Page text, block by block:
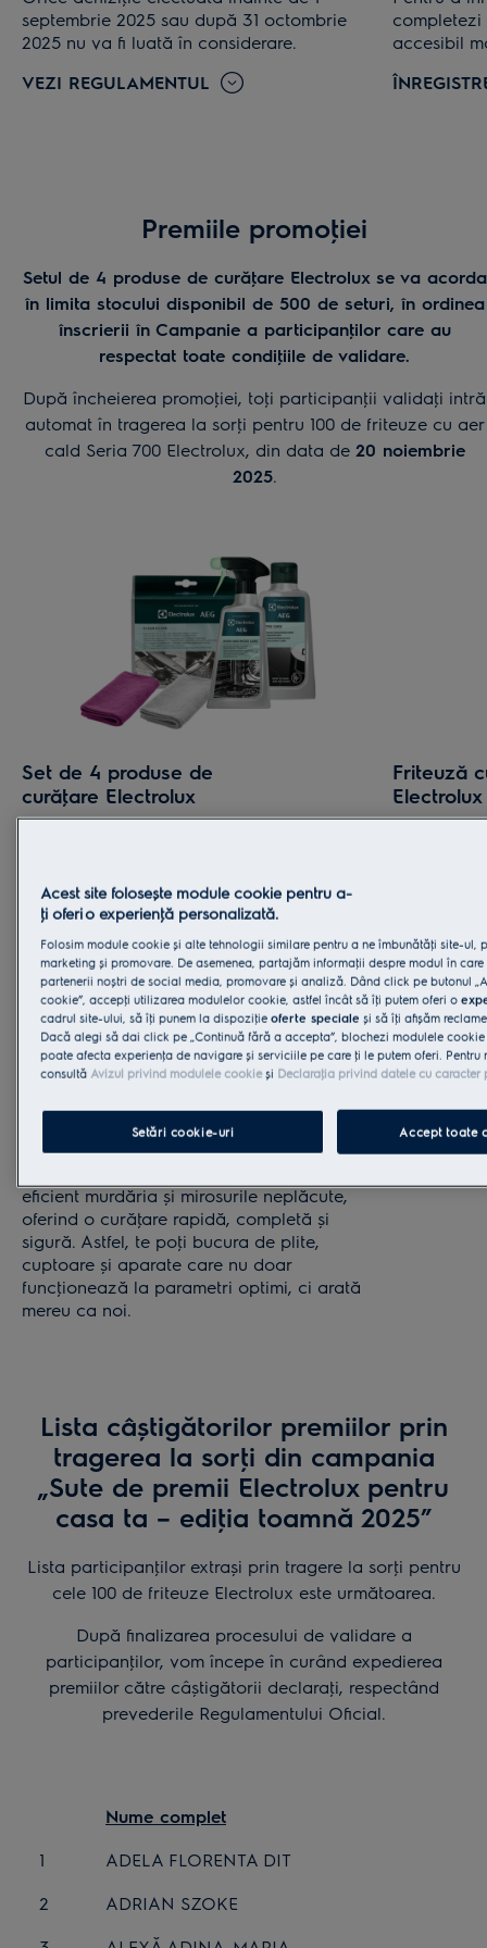
septembrie 2025 sau după 31 octombrie
2025 nu va fi luată în considerare.
VEZI REGULAMENTUL
completezi
accesibil
Premiile promoţiei
Setul de 4 produse de curăţare Electrolux se va acorda
în limita stocului disponibil de 500 de seturi, în ordinea
înscrierii în Campanie a participanţilor care au
respectat toate condiţiile de validare.
După încheierea promoţiei, toţi participanţii validaţi intră
automat în tragerea la sorţi pentru 100 de friteuze cu aer
cald Seria 700 Electrolux, din data de 20 noiembrie
2025.
Set de 4 produse de
curăţare Electrolux
Soluţie curăţare plite ceramice
Soluţie Clean and Care 3 în 1
● Set 2 lavete microfibră
Descoperă setul de 4 produse de curăţare
Electrolux, special concepute pentru a-ţi
ușura munca și a-ţi menţine
electrocasnicele impecabile. Fiecare
eficient murdăria și mirosurile neplăcute,
oferind o curăţare rapidă, completă și
sigură. Astfel, te poţi bucura de plite,
cuptoare și aparate care nu doar
funcţionează la parametri optimi, ci arată
mereu ca noi.
Friteuză
Electrolux
Folosești
de viaţă
mânca,
*
ulei.
acreditat
Lista câștigătorilor premiilor prin
tragerea la sorţi din campania
„Sute de premii Electrolux pentru
casa ta – ediţia toamnă 2025”
Lista participanţilor extrași prin tragere la sorţi pentru
cele 100 de friteuze Electrolux este următoarea.
După finalizarea procesului de validare a
participanţilor, vom începe în curând expedierea
premiilor către câștigătorii declaraţi, respectând
prevederile Regulamentului Oficial.
Nume complet
1
ADELA FLORENTA DIT
2
ADRIAN SZOKE
Acest site folosește module cookie pentru a-
ţi oferi o experienţă personalizată.
Folosim module cookie și alte tehnologii similare pentru a ne îmbunătăţi site-ul,
marketing și promovare. De asemenea, partajăm informaţii despre modul în
partenerii noștri de social media, promovare și analiză. Dând click pe butonul
cookie”, accepţi utilizarea modulelor cookie, astfel încât să îţi putem oferi o
cadrul site-ului, să îţi punem la dispoziţieoferte speciale și să îţi afișăm
Dacă alegi să dai click pe „Continuă fără a accepta”, blochezi modulele cookie
poate afecta experienţa de navigare și serviciile pe care ţi le putem oferi. Pentru
consultă Avizul privind modulele cookieși Declaraţia privind datele cu caracter
Setări cookie-uri Accept toate